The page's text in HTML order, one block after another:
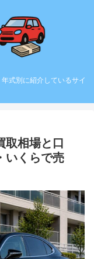
式別に紹介しているサイ
取相場と口
いくらで売